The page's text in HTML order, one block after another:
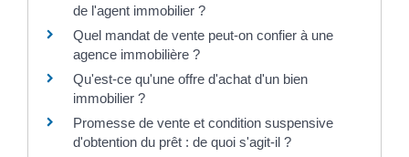
de l'agent immobilier ?
Quel mandat de vente peut-on confier à une
agence immobilière ?
Qu'est-ce qu'une offre d'achat d'un bien
immobilier ?
Promesse de vente et condition suspensive
d'obtention du prêt : de quoi s'agit-il ?